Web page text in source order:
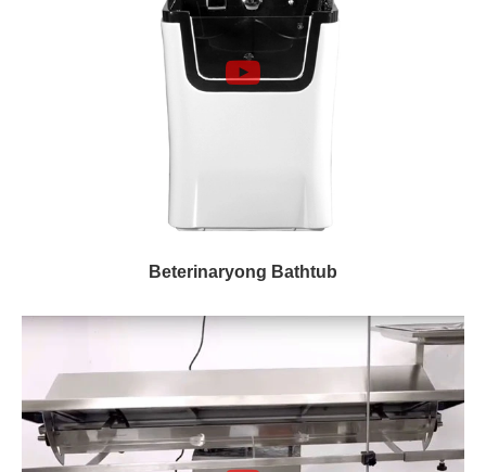
Beterinaryong Bathtub